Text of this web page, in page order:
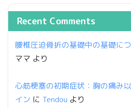
Recent Comments
腰椎圧迫骨折の基礎中の基礎に
ママ より
心筋梗塞の初期症状：胸の痛み
イン に Tendou より